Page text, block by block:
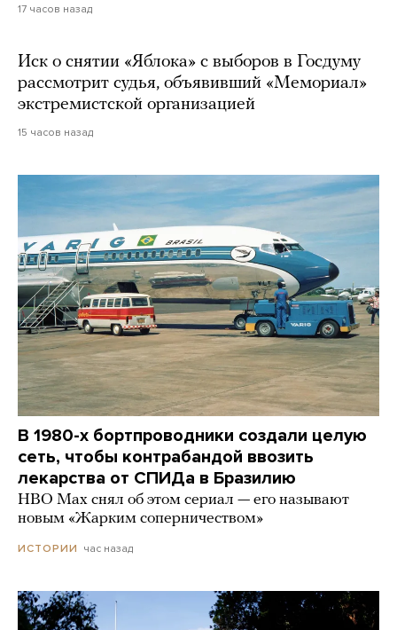
17 часов назад
Иск о снятии «Яблока» с выборов в Госдуму
рассмотрит судья, объявивший «Мемориал»
экстремистской организацией
15 часов назад
В 1980-х бортпроводники создали целую
сеть, чтобы контрабандой ввозить
лекарства от СПИДа в Бразилию
HBO Max снял об этом сериал — его называют
новым «Жарким соперничеством»
ИСТОРИИ час назад